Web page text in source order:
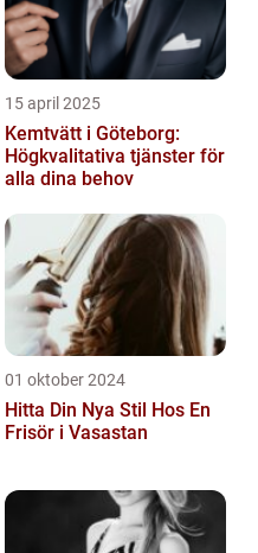
15 april 2025
Kemtvätt i Göteborg:
Högkvalitativa tjänster för
alla dina behov
01 oktober 2024
Hitta Din Nya Stil Hos En
Frisör i Vasastan